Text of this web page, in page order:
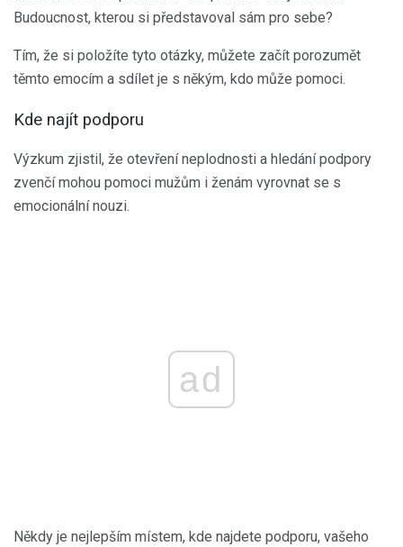
Budoucnost, kterou si představoval sám pro sebe?
Tím, že si položíte tyto otázky, můžete začít porozumět
těmto emocím a sdílet je s někým, kdo může pomoci.
Kde najít podporu
Výzkum zjistil, že otevření neplodnosti a hledání podpory
zvenčí mohou pomoci mužům i ženám vyrovnat se s
emocionální nouzi.
ad
Někdy je nejlepším místem, kde najdete podporu, vašeho